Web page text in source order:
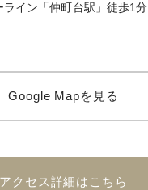
ライン「仲町台駅」徒歩1分
Google Mapを見る
アクセス詳細はこちら